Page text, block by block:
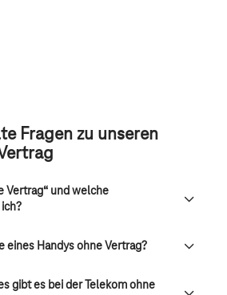
Fragen zu unseren
Vertrag“ und welche
eines Handys ohne Vertrag?
gibt es bei der Telekom ohne